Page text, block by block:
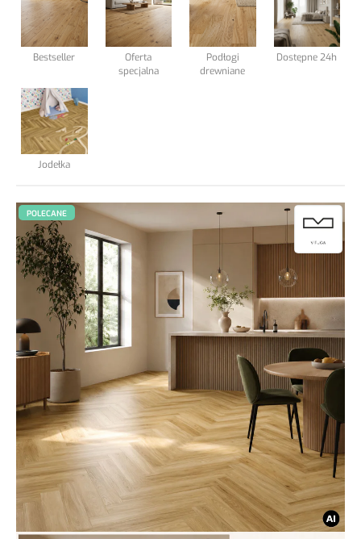
Lamele Ściany
Listwy podłogowe
Podkłady podłogowe
Elewacja Taras
Kontakt
.
Bestseller
Oferta
specjalna
Podłogi
drewniane
Dostępne 24h
Jodełka
POLECANE